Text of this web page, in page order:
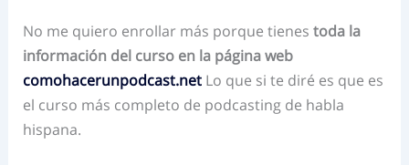
No me quiero enrollar más porque tienestoda la
información del curso en la página web
comohacerunpodcast.net Lo que si te diré es que es
el curso más completo de podcasting de habla
hispana.